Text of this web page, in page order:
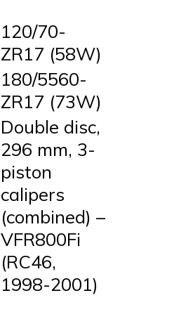
120/70-
ZR17 (58W)
180/5560-
ZR17 (73W)
Double disc,
296 mm, 3-
piston
calipers
(combined) –
VFR800Fi
(RC46,
1998-2001)